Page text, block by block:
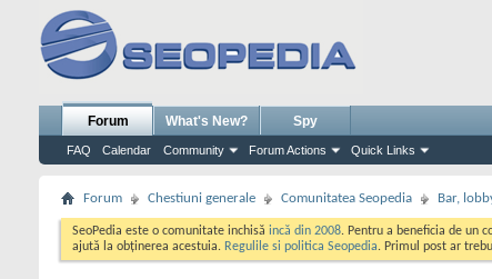
Forum
FAQ Calendar Community Forum Actions Quick Links
What's New? Spy
Forum Chestiuni generale Comunitatea Seopedia Bar,
SeoPedia este o comunitate inchisă incă din 2008. Pentru a beneficia de un
ajută la obținerea acestuia. Regulile si politica Seopedia. Primul post ar